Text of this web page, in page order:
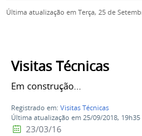
Última atualização em Terça, 25 de
Visitas Técnicas
Em construção...
Registrado em: Visitas Técnicas
Última atualização em 25/09/2018, 19h35
23/03/16